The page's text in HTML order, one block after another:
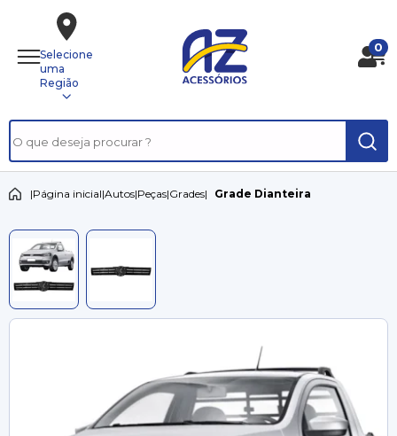
Selecione
uma
Região
0
|Página inicial|Autos|Peças|Grades| Grade Dianteira